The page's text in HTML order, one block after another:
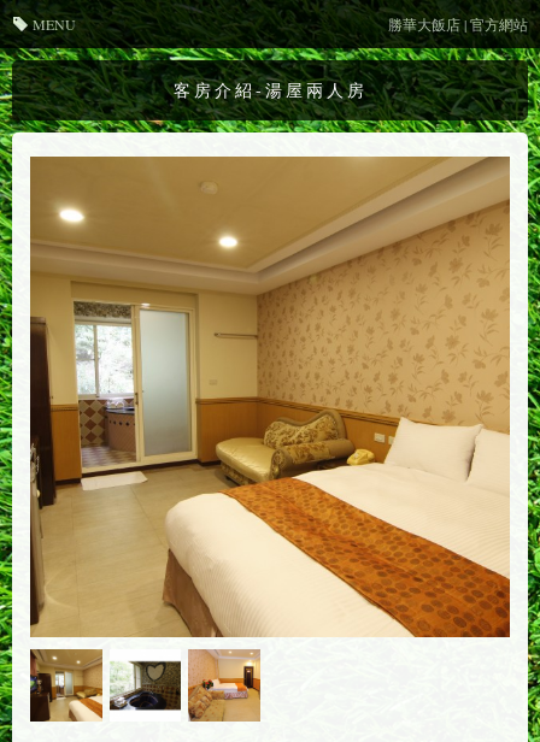
客房介紹-湯屋兩人房
MENU 勝華大飯店 | 官方網站